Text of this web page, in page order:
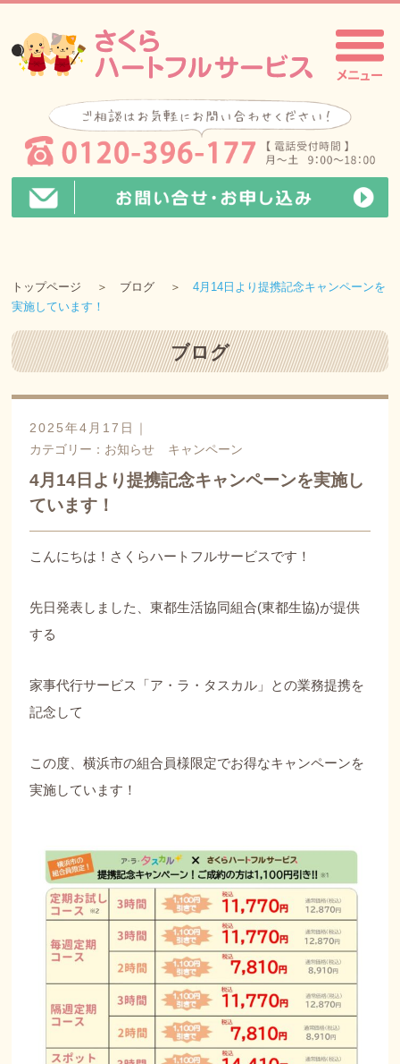
トップページ ブログ
4月14日より提携記念キャンペーンを
実施しています！
ブログ
2025年4月17日｜
カテゴリー： お知らせ キャンペーン
4月14日より提携記念キャンペーンを実施し
ています！
こんにちは！さくらハートフルサービスです！
先日発表しました、東都生活協同組合(東都生協)が提供
する
家事代行サービス「ア・ラ・タスカル」との業務提携を
記念して
この度、横浜市の組合員様限定でお得なキャンペーンを
実施しています！